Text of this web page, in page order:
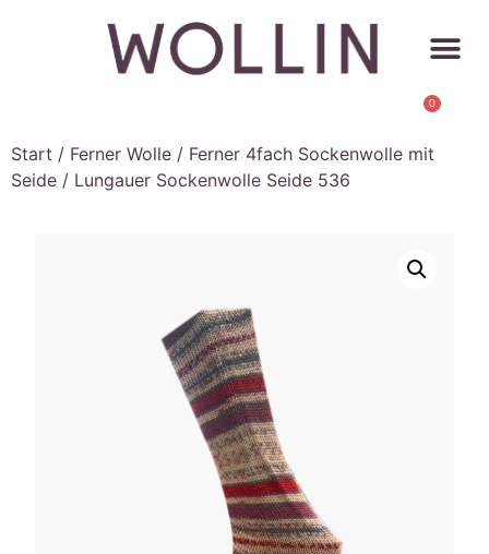
0
Start / Ferner Wolle / Ferner 4fach Sockenwolle mit
Seide / Lungauer Sockenwolle Seide 536